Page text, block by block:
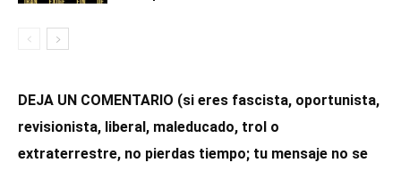
DEJA UN COMENTARIO (si eres fascista, oportunista,
revisionista, liberal, maleducado, trol o
extraterrestre, no pierdas tiempo; tu mensaje no se